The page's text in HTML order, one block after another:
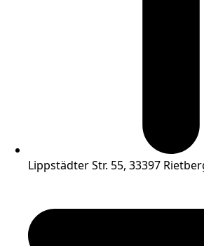
Lippstädter Str. 55, 33397